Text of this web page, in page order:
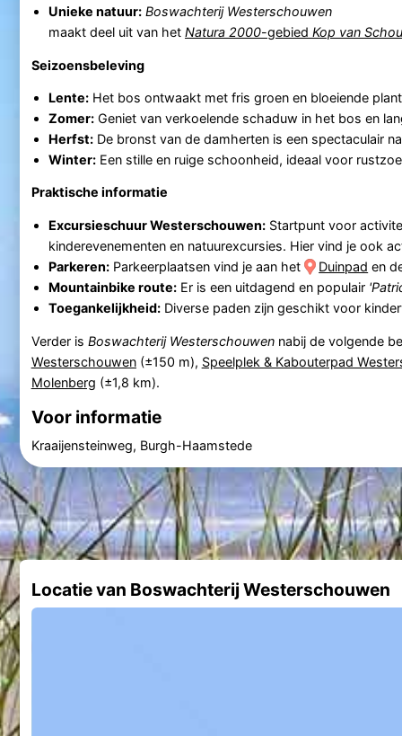
Unieke natuur: Boswachterij Westerschouwen
maakt deel uit van het Natura 2000-gebied Kop van
Seizoensbeleving
Lente:Het bos ontwaakt met fris groen en bloeiende
Zomer:Geniet van verkoelende schaduw in het bos en
Herfst:De bronst van de damherten is een spectaculair
Winter:Een stille en ruige schoonheid, ideaal voor
Praktische informatie
Excursieschuur Westerschouwen:Startpunt voor
kinderevenementen en natuurexcursies. Hier vind je ook
Parkeren:Parkeerplaatsen vind je aan het Duinpad en
Mountainbike route:Er is een uitdagend en populair
Toegankelijkheid:Diverse paden zijn geschikt voor
Verder is Boswachterij Westerschouwennabij de volgende
Westerschouwen(±150 m), Speelplek & Kabouterpad
Molenberg (±1,8 km).
Voor informatie
Kraaijensteinweg, Burgh-Haamstede
Locatie van Boswachterij Westerschouwen